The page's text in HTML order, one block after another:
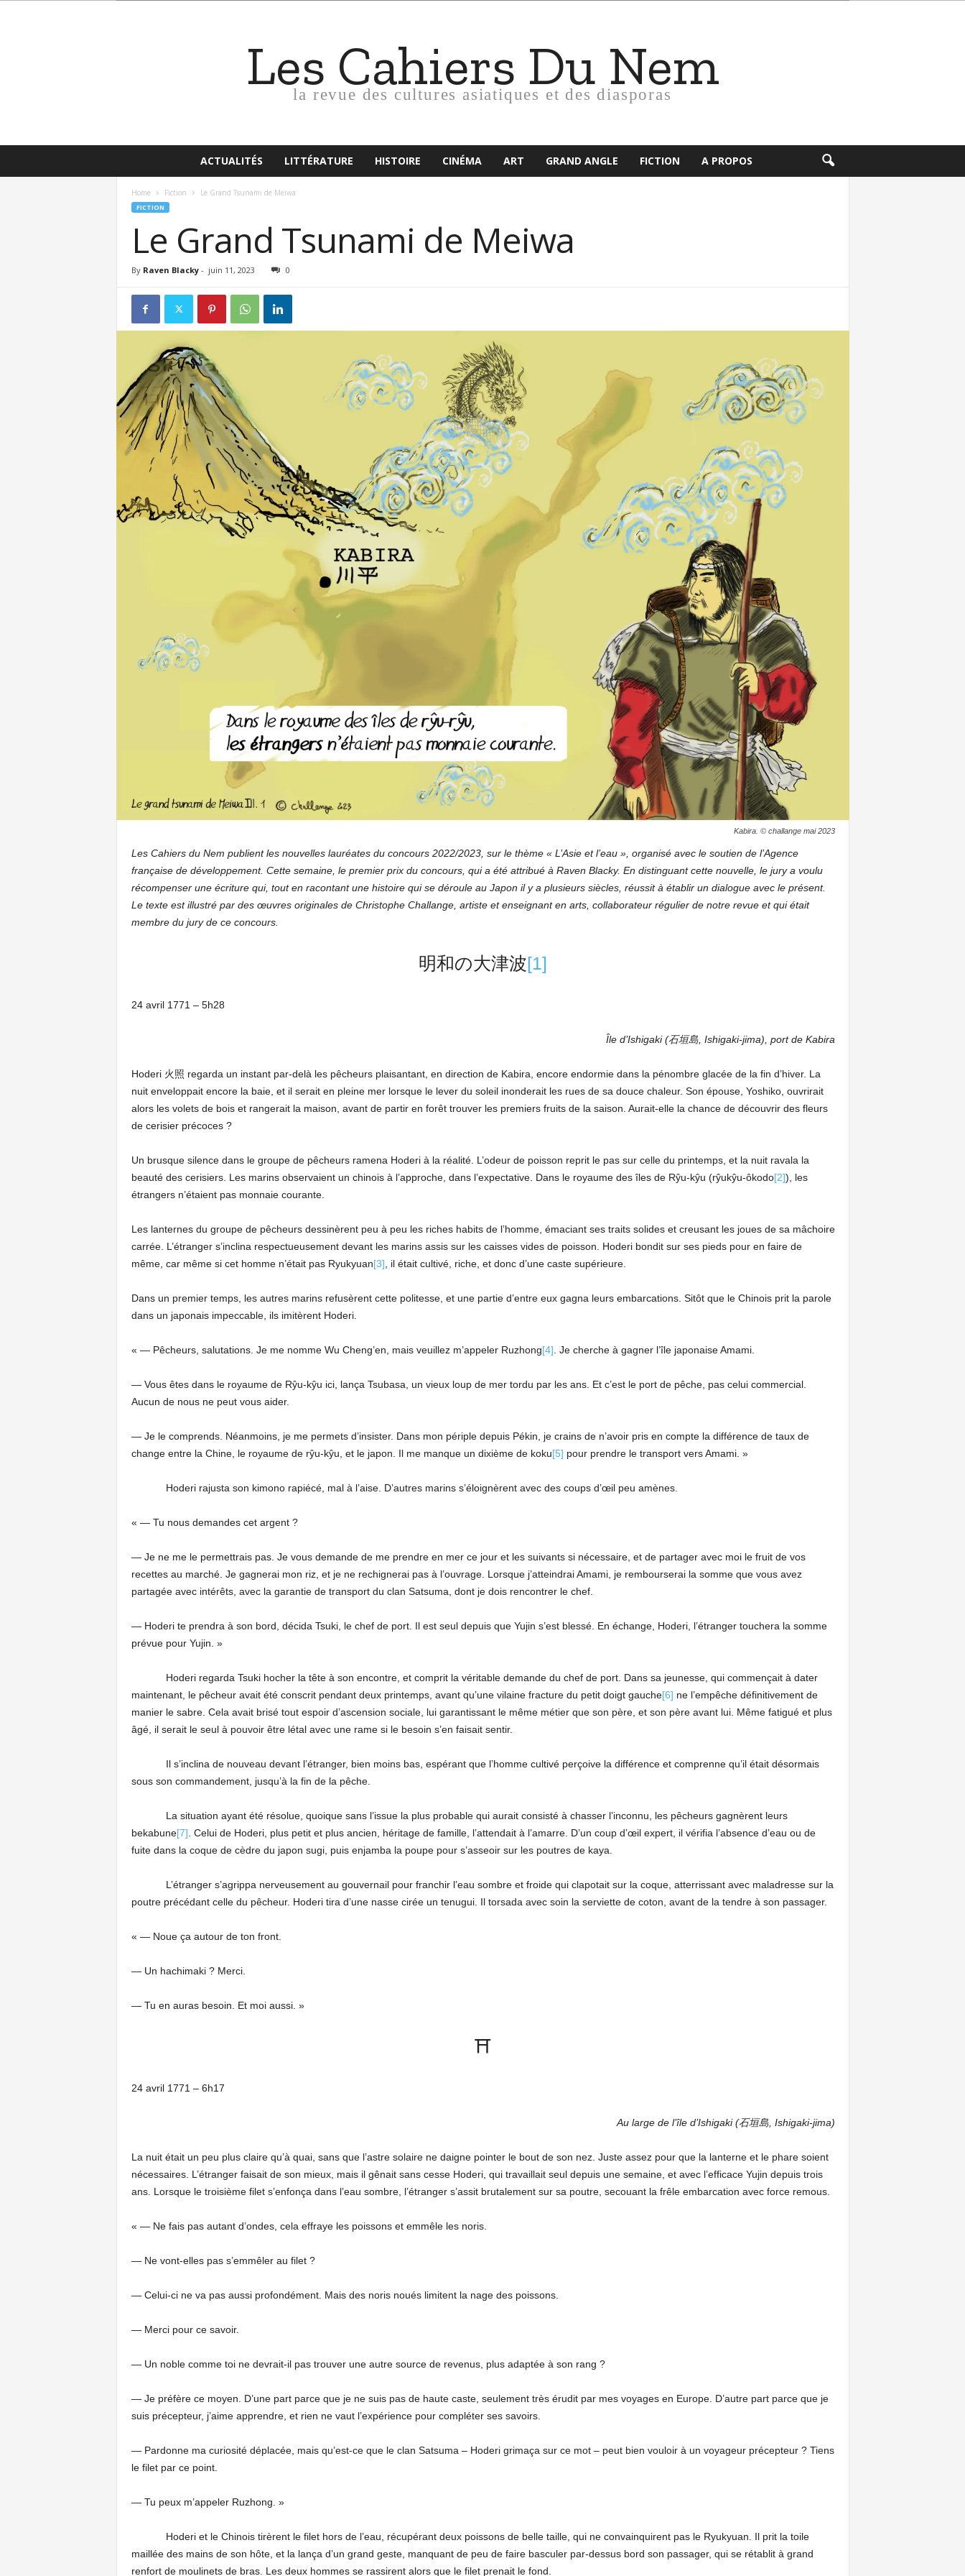
Les Cahiers Du Nem
la revue des cultures asiatiques et des diasporas
ACTUALITÉS LITTÉRATURE HISTOIRE CINÉMA ART GRAND ANGLE FICTION A PROPOS
Home Fiction Le Grand Tsunami de Meiwa
FICTION
Le Grand Tsunami de Meiwa
By Raven Blacky- juin 11, 2023 0
Kabira. © challange mai 2023
Les Cahiers du Nem publient les nouvelles lauréates du concours 2022/2023, sur le thème « L’Asie et l’eau », organisé avec le soutien de l’Agence
française de développement. Cette semaine, le premier prix du concours, qui a été attribué à Raven Blacky. En distinguant cette nouvelle, le jury a voulu
récompenser une écriture qui, tout en racontant une histoire qui se déroule au Japon il y a plusieurs siècles, réussit à établir un dialogue avec le présent.
Le texte est illustré par des œuvres originales de Christophe Challange, artiste et enseignant en arts, collaborateur régulier de notre revue et qui était
membre du jury de ce concours.
明和の大津波[1]
24 avril 1771 – 5h28
Île d’Ishigaki (石垣島, Ishigaki-jima), port de Kabira
Hoderi 火照 regarda un instant par-delà les pêcheurs plaisantant, en direction de Kabira, encore endormie dans la pénombre glacée de la fin d’hiver. La
nuit enveloppait encore la baie, et il serait en pleine mer lorsque le lever du soleil inonderait les rues de sa douce chaleur. Son épouse, Yoshiko, ouvrirait
alors les volets de bois et rangerait la maison, avant de partir en forêt trouver les premiers fruits de la saison. Aurait-elle la chance de découvrir des fleurs
de cerisier précoces ?
Un brusque silence dans le groupe de pêcheurs ramena Hoderi à la réalité. L’odeur de poisson reprit le pas sur celle du printemps, et la nuit ravala la
beauté des cerisiers. Les marins observaient un chinois à l’approche, dans l’expectative. Dans le royaume des îles de Rŷu-kŷu (rŷukŷu-ôkodo[2]), les
étrangers n’étaient pas monnaie courante.
Les lanternes du groupe de pêcheurs dessinèrent peu à peu les riches habits de l’homme, émaciant ses traits solides et creusant les joues de sa mâchoire
carrée. L’étranger s’inclina respectueusement devant les marins assis sur les caisses vides de poisson. Hoderi bondit sur ses pieds pour en faire de
même, car même si cet homme n’était pas Ryukyuan[3] , il était cultivé, riche, et donc d’une caste supérieure.
Dans un premier temps, les autres marins refusèrent cette politesse, et une partie d’entre eux gagna leurs embarcations. Sitôt que le Chinois prit la parole
dans un japonais impeccable, ils imitèrent Hoderi.
« — Pêcheurs, salutations. Je me nomme Wu Cheng’en, mais veuillez m’appeler Ruzhong[4] . Je cherche à gagner l’île japonaise Amami.
— Vous êtes dans le royaume de Rŷu-kŷu ici, lança Tsubasa, un vieux loup de mer tordu par les ans. Et c’est le port de pêche, pas celui commercial.
Aucun de nous ne peut vous aider.
— Je le comprends. Néanmoins, je me permets d’insister. Dans mon périple depuis Pékin, je crains de n’avoir pris en compte la différence de taux de
change entre la Chine, le royaume de rŷu-kŷu, et le japon. Il me manque un dixième de koku[5] pour prendre le transport vers Amami. »
Hoderi rajusta son kimono rapiécé, mal à l’aise. D’autres marins s’éloignèrent avec des coups d’œil peu amènes.
« — Tu nous demandes cet argent ?
— Je ne me le permettrais pas. Je vous demande de me prendre en mer ce jour et les suivants si nécessaire, et de partager avec moi le fruit de vos
recettes au marché. Je gagnerai mon riz, et je ne rechignerai pas à l’ouvrage. Lorsque j’atteindrai Amami, je rembourserai la somme que vous avez
partagée avec intérêts, avec la garantie de transport du clan Satsuma, dont je dois rencontrer le chef.
— Hoderi te prendra à son bord, décida Tsuki, le chef de port. Il est seul depuis que Yujin s’est blessé. En échange, Hoderi, l’étranger touchera la somme
prévue pour Yujin. »
Hoderi regarda Tsuki hocher la tête à son encontre, et comprit la véritable demande du chef de port. Dans sa jeunesse, qui commençait à dater
maintenant, le pêcheur avait été conscrit pendant deux printemps, avant qu’une vilaine fracture du petit doigt gauche[6] ne l’empêche définitivement de
manier le sabre. Cela avait brisé tout espoir d’ascension sociale, lui garantissant le même métier que son père, et son père avant lui. Même fatigué et plus
âgé, il serait le seul à pouvoir être létal avec une rame si le besoin s’en faisait sentir.
Il s’inclina de nouveau devant l’étranger, bien moins bas, espérant que l’homme cultivé perçoive la différence et comprenne qu’il était désormais
sous son commandement, jusqu’à la fin de la pêche.
La situation ayant été résolue, quoique sans l’issue la plus probable qui aurait consisté à chasser l’inconnu, les pêcheurs gagnèrent leurs
bekabune[7] . Celui de Hoderi, plus petit et plus ancien, héritage de famille, l’attendait à l’amarre. D’un coup d’œil expert, il vérifia l’absence d’eau ou de
fuite dans la coque de cèdre du japon sugi, puis enjamba la poupe pour s’asseoir sur les poutres de kaya.
L’étranger s’agrippa nerveusement au gouvernail pour franchir l’eau sombre et froide qui clapotait sur la coque, atterrissant avec maladresse sur la
poutre précédant celle du pêcheur. Hoderi tira d’une nasse cirée un tenugui. Il torsada avec soin la serviette de coton, avant de la tendre à son passager.
« — Noue ça autour de ton front.
— Un hachimaki ? Merci.
— Tu en auras besoin. Et moi aussi. »
⛩
24 avril 1771 – 6h17
Au large de l’île d’Ishigaki (石垣島, Ishigaki-jima)
La nuit était un peu plus claire qu’à quai, sans que l’astre solaire ne daigne pointer le bout de son nez. Juste assez pour que la lanterne et le phare soient
nécessaires. L’étranger faisait de son mieux, mais il gênait sans cesse Hoderi, qui travaillait seul depuis une semaine, et avec l’efficace Yujin depuis trois
ans. Lorsque le troisième filet s’enfonça dans l’eau sombre, l’étranger s’assit brutalement sur sa poutre, secouant la frêle embarcation avec force remous.
« — Ne fais pas autant d’ondes, cela effraye les poissons et emmêle les noris.
— Ne vont-elles pas s’emmêler au filet ?
— Celui-ci ne va pas aussi profondément. Mais des noris noués limitent la nage des poissons.
— Merci pour ce savoir.
— Un noble comme toi ne devrait-il pas trouver une autre source de revenus, plus adaptée à son rang ?
— Je préfère ce moyen. D’une part parce que je ne suis pas de haute caste, seulement très érudit par mes voyages en Europe. D’autre part parce que je
suis précepteur, j’aime apprendre, et rien ne vaut l’expérience pour compléter ses savoirs.
— Pardonne ma curiosité déplacée, mais qu’est-ce que le clan Satsuma – Hoderi grimaça sur ce mot – peut bien vouloir à un voyageur précepteur ? Tiens
le filet par ce point.
— Tu peux m’appeler Ruzhong. »
Hoderi et le Chinois tirèrent le filet hors de l’eau, récupérant deux poissons de belle taille, qui ne convainquirent pas le Ryukyuan. Il prit la toile
maillée des mains de son hôte, et la lança d’un grand geste, manquant de peu de faire basculer par-dessus bord son passager, qui se rétablit à grand
renfort de moulinets de bras. Les deux hommes se rassirent alors que le filet prenait le fond.